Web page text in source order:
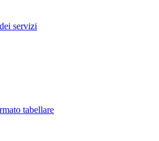
servizi
tabellare